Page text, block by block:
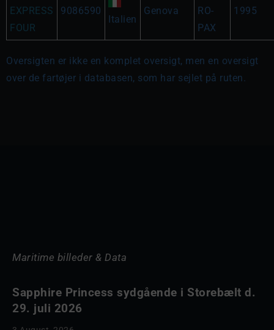
EXPRESS
FOUR
9086590
Italien
Genova
RO-
PAX
1995
Oversigten er ikke en komplet oversigt, men en oversigt
over de fartøjer i databasen, som har sejlet på ruten.
Maritime billeder & Data
Sapphire Princess sydgående i Storebælt d.
29. juli 2026